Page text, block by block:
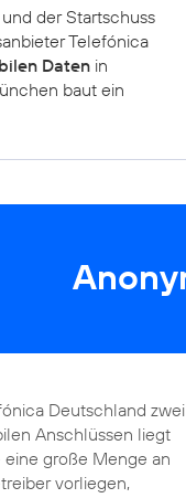
der Startschuss
Telefónica
Daten in
baut ein
Deutschland zwei
Anschlüssen liegt
große Menge an
vorliegen,